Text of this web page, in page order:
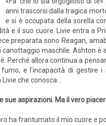
anni trascorsi dalla tragica
e si è occupata della sorella
e il suo cuore. Livie entra a
preparata sono Reagan,
maschile. Ashton
Perché allora continua a
e l’incapacità di
che conosca…
sue aspirazioni. Ma il vero
ha frantumato il mio cuore e